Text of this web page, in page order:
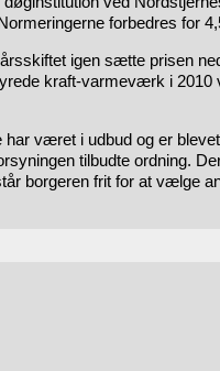
forbedres for
igen sætte prisen
kraft-varmeværk i 2010
været i udbud og er
tilbudte ordning.
borgeren frit for at vælge